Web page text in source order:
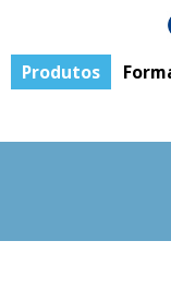
Produtos